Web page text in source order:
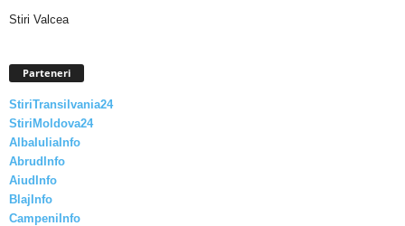
Stiri Valcea
Parteneri
StiriTransilvania24
StiriMoldova24
AlbaIuliaInfo
AbrudInfo
AiudInfo
BlajInfo
CampeniInfo